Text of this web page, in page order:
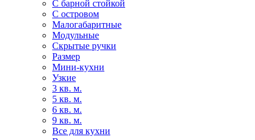
С барной стойкой
С островом
Малогабаритные
Модульные
Скрытые ручки
Размер
Мини-кухни
Узкие
3 кв. м.
5 кв. м.
6 кв. м.
9 кв. м.
Все для кухни